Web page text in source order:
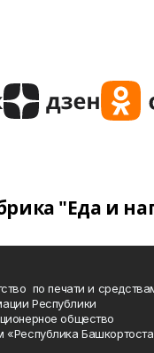
"Еда и
по печати и
Республики
общество
«Республика